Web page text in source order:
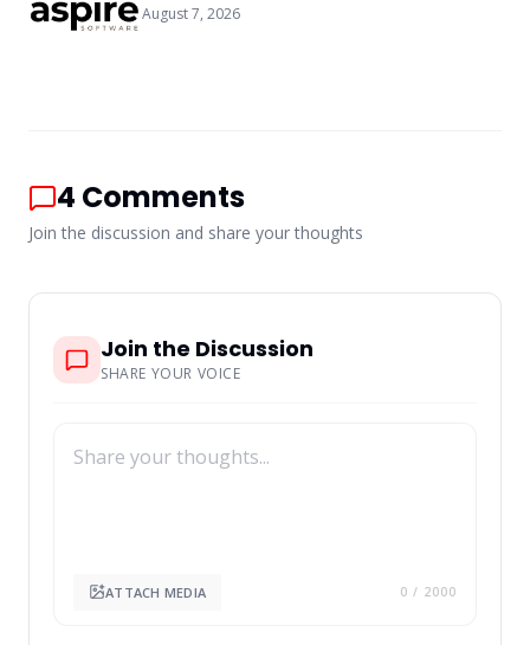
August 7, 2026
4 Comments
Join the discussion and share your thoughts
Join the Discussion
SHARE YOUR VOICE
ATTACH MEDIA 0 / 2000